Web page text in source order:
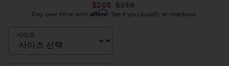
$205 Previous price:
$238
Pay over time with Affirm. See if you qualify at checkout.
사이즈